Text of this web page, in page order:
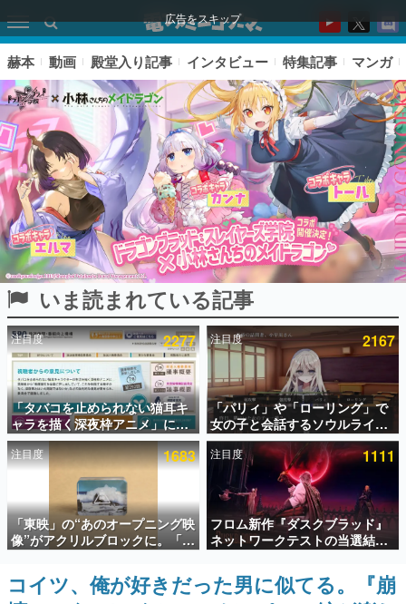
広告をスキップ
ピックアップ
電ファミのいま読まれている記事ランキング
アプリセール情報
インタビュー
連載・特集一覧
殿堂入り記事
SNS拡散数が数千以上！ ページビュー数万以上！ などな
ど。多くの人々に読まれた、電ファミ渾身の“殿堂入り”記
事をまとめました。
ゲームの企画書
名作ゲームクリエイターの方々に製作時のエピソードをお
赫本 動画 殿堂入り記事 インタビュー 特集記事 マンガ
いま読まれている記事
注目度 2277
「タバコを止められない猫耳キ
ャラを描く深夜枠アニメ」に視
聴者の一部から批判意見。違法
薬物の使用と思しき描写も含め
て、BPOが議論を交わす
注目度 2167
「パリィ」や「ローリング」で
女の子と会話するソウルライク
恋愛ゲーム『小早川さんはソウ
ルライク』無料公開。返事に失
敗すると「YOU DIED」
注目度 1683
「東映」の“あのオープニング映
像”がアクリルブロックに。「東
映ヒストリカル グッズコレクシ
ョン」が8月下旬より発売
注目度 1111
フロム新作『ダスクブラッド』
ネットワークテストの当選結果
が8月7日22時に発表。応募サイ
トのマイページから確認可能、
テスト実施は8月21日～24日
コイツ、俺が好きだった男に似てる。『崩